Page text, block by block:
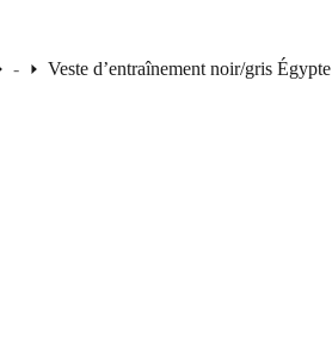
- Veste d’entraînement noir/gris Égypte